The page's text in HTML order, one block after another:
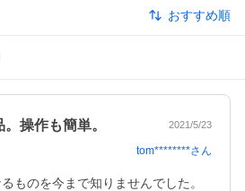
おすすめ順
操作も簡単。 2021/5/23
tom********さん
ものを今まで知りませんでした。